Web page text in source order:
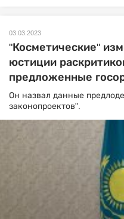
03.03.2023
"Косметические"
юстиции
предложенные
Он назвал данные
законопроектов".